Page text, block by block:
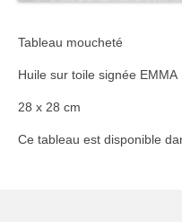
Tableau moucheté
Huile sur toile signée EMMA
28 x 28 cm
Ce tableau est disponible